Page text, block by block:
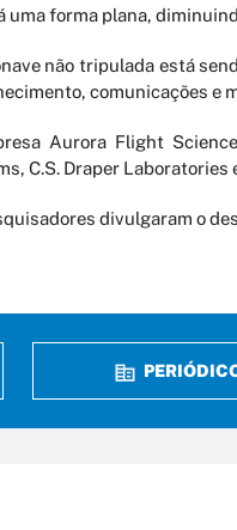
uma forma plana,
não tripulada está
comunicações e
Aurora Flight
C.S. Draper Laboratories
divulgaram o